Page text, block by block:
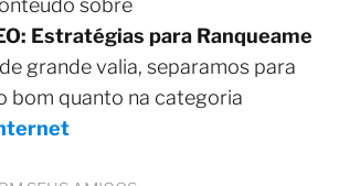
sobre
Estratégias para Ranqueame
grande valia, separamos para
bom quanto na categoria